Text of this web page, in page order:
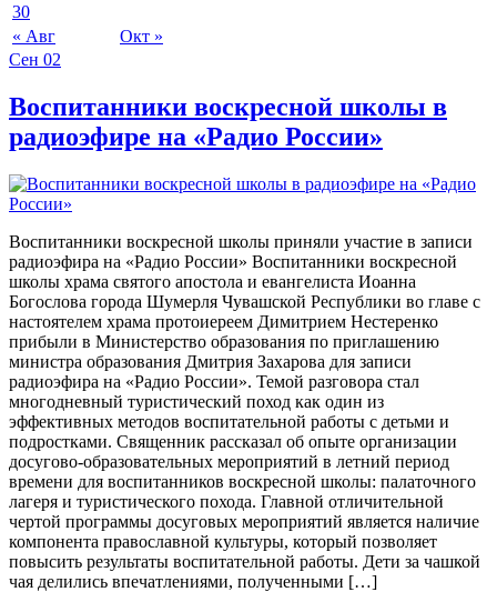
« Авг Окт »
30
Сен 02
Воспитанники воскресной школы в
радиоэфире на «Радио России»
Воспитанники воскресной школы приняли участие в записи
радиоэфира на «Радио России» Воспитанники воскресной
школы храма святого апостола и евангелиста Иоанна
Богослова города Шумерля Чувашской Республики во главе с
настоятелем храма протоиереем Димитрием Нестеренко
прибыли в Министерство образования по приглашению
министра образования Дмитрия Захарова для записи
радиоэфира на «Радио России». Темой разговора стал
многодневный туристический поход как один из
эффективных методов воспитательной работы с детьми и
подростками. Священник рассказал об опыте организации
досугово-образовательных мероприятий в летний период
времени для воспитанников воскресной школы: палаточного
лагеря и туристического похода. Главной отличительной
чертой программы досуговых мероприятий является наличие
компонента православной культуры, который позволяет
повысить результаты воспитательной работы. Дети за чашкой
чая делились впечатлениями, полученными […]